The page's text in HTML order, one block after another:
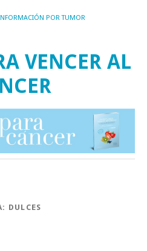
POR TUMOR
VENCER AL
DULCES